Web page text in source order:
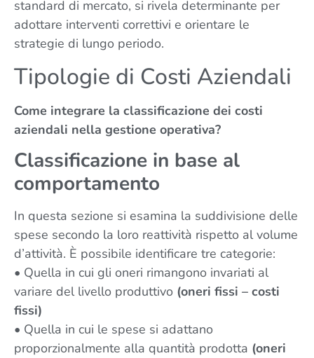
standard di mercato, si rivela determinante per
adottare interventi correttivi e orientare le
strategie di lungo periodo.
Tipologie di Costi Aziendali
Come integrare la classificazione dei costi
aziendali nella gestione operativa?
Classificazione in base al
comportamento
In questa sezione si esamina la suddivisione delle
spese secondo la loro reattività rispetto al volume
d’attività. È possibile identificare tre categorie:
• Quella in cui gli oneri rimangono invariati al
variare del livello produttivo (oneri fissi – costi
fissi)
• Quella in cui le spese si adattano
proporzionalmente alla quantità prodotta (oneri